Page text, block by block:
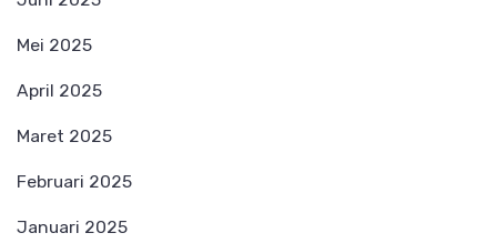
Mei 2025
April 2025
Maret 2025
Februari 2025
Januari 2025